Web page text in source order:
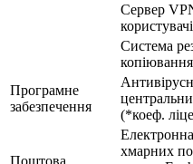
Сервер
Система
копіювання
Програмне
забезпечення
(*коеф.
Поштова
хмарних